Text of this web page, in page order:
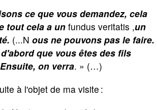
ce que vous demandez, cela
tout cela a un fundus veritatis ,un
(...N ous ne pouvons pas le faire.
que vous êtes des fils
on verra. » (…)
à l'objet de ma visite :